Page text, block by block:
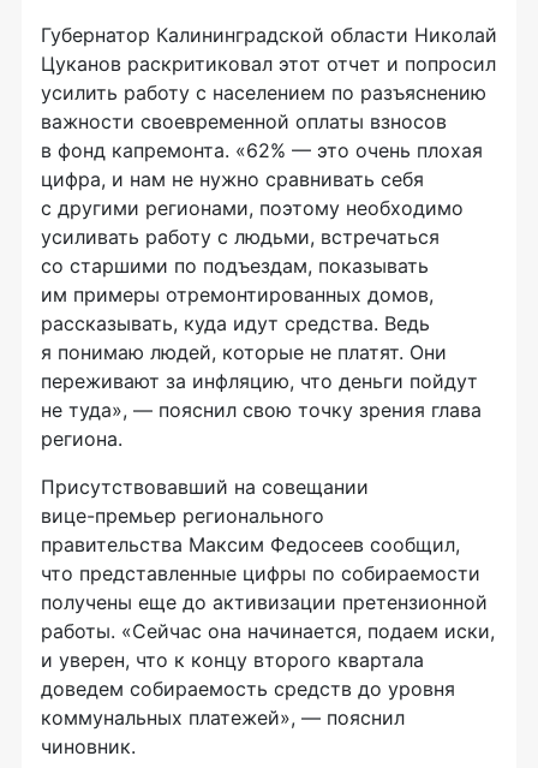
Губернатор Калининградской области Николай
Цуканов раскритиковал этот отчет и попросил
усилить работу с населением по разъяснению
важности своевременной оплаты взносов
в фонд капремонта. «62% — это очень плохая
цифра, и нам не нужно сравнивать себя
с другими регионами, поэтому необходимо
усиливать работу с людьми, встречаться
со старшими по подъездам, показывать
им примеры отремонтированных домов,
рассказывать, куда идут средства. Ведь
я понимаю людей, которые не платят. Они
переживают за инфляцию, что деньги пойдут
не туда», — пояснил свою точку зрения глава
региона.
Присутствовавший на совещании
вице-премьер регионального
правительства Максим Федосеев сообщил,
что представленные цифры по собираемости
получены еще до активизации претензионной
работы. «Сейчас она начинается, подаем иски,
и уверен, что к концу второго квартала
доведем собираемость средств до уровня
коммунальных платежей», — пояснил
чиновник.